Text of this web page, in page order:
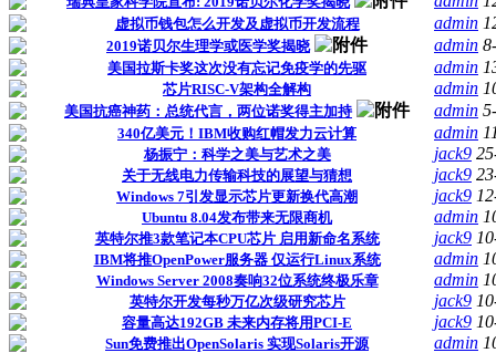
虚拟币钱包怎么开发及虚拟币开发流程 admin
2019诺贝尔生理学或医学奖揭晓 admin
美国拉斯卡奖这次没有忘记免疫学的先驱 admin
芯片RISC-V架构全解构 admin
美国抗癌神药：总统代言，两位诺奖得主加持 admin
340亿美元！IBM收购红帽发力云计算 admin
杨振宁：科学之美与艺术之美 jack9
关于无线电力传输科技的展望与猜想 jack9
Windows 7引发显示芯片更新换代高潮 jack9
Ubuntu 8.04发布带来无限商机 admin
英特尔推3款笔记本CPU芯片 启用新命名系统 jack9
IBM将推OpenPower服务器 仅运行Linux系统 admin
Windows Server 2008奏响32位系统终极乐章 admin
英特尔开发每秒万亿次级研究芯片 jack9
容量高达192GB 未来内存将用PCI-E jack9
Sun免费推出OpenSolaris 实现Solaris开源 admin